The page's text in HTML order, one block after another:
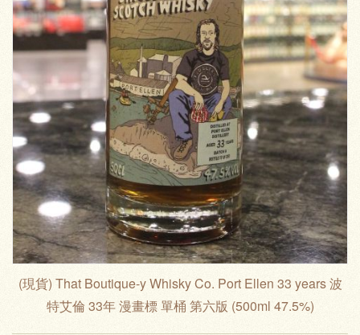
(現貨) That Boutique-y Whisky Co. Port Ellen 33 years 波
特艾倫 33年 漫畫標 單桶 第六版 (500ml 47.5%)